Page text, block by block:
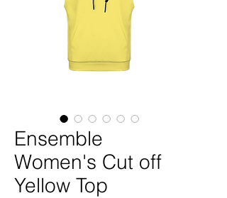
Ensemble
Women's Cut off
Yellow Top